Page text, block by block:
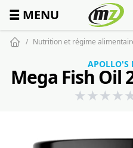
☰ MENU
Nutrition et régime
APOLLO'S
Mega Fish Oil